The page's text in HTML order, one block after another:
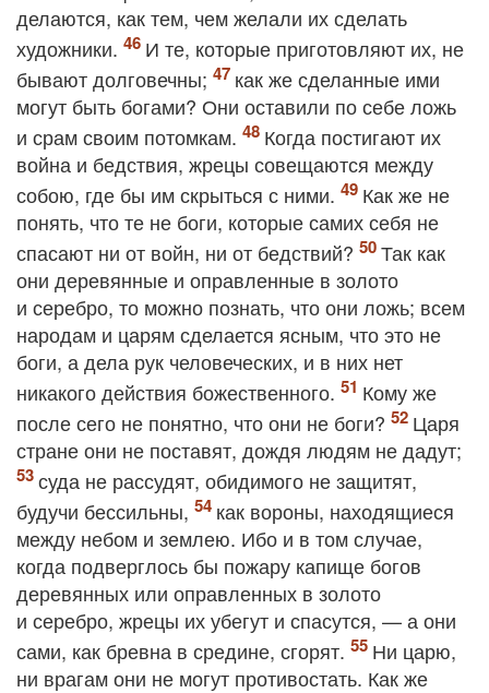
делаются, как тем, чем желали их сделать
художники.
И те, которые приготовляют их, не
бывают долговечны;
как же сделанные ими
могут быть богами? Они оставили по себе ложь
и срам своим потомкам.
Когда постигают их
война и бедствия, жрецы совещаются между
собою, где бы им скрыться с ними.
Как же не
понять, что те не боги, которые самих себя не
спасают ни от войн, ни от бедствий?
Так как
они деревянные и оправленные в золото
и серебро, то можно познать, что они ложь; всем
народам и царям сделается ясным, что это не
боги, а дела рук человеческих, и в них нет
никакого действия божественного.
Кому же
после сего не понятно, что они не боги?
Царя
стране они не поставят, дождя людям не дадут;
суда не рассудят, обидимого не защитят,
будучи бессильны,
как вороны, находящиеся
между небом и землею. Ибо и в том случае,
когда подверглось бы пожару капище богов
деревянных или оправленных в золото
и серебро, жрецы их убегут и спасутся, — а они
сами, как бревна в средине, сгорят.
Ни царю,
ни врагам они не могут противостать. Как же